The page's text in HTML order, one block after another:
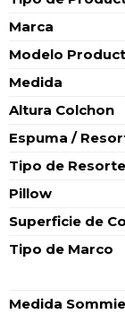
Marca
Modelo
Medida
Altura Colchon
Espuma /
Tipo de Resorte
Pillow
Superficie de
Tipo de Marco
Medida